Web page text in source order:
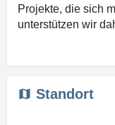
Projekte, die sich
unterstützen wir
Standort